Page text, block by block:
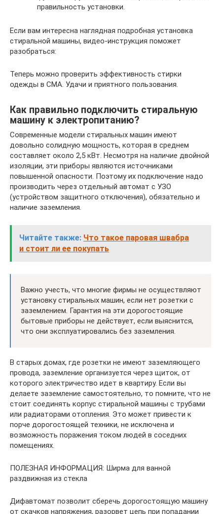
правильность установки.
Если вам интересна наглядная подробная установка
стиральной машины, видео-инструкция поможет
разобраться:
Теперь можно проверить эффективность стирки
одежды в СМА. Удачи и приятного пользования.
Как правильно подключить стиральную
машину к электропитанию?
Современные модели стиральных машин имеют
довольно солидную мощность, которая в среднем
составляет около 2,5 кВт. Несмотря на наличие двойной
изоляции, эти приборы являются источниками
повышенной опасности. Поэтому их подключение надо
производить через отдельный автомат с УЗО
(устройством защитного отключения), обязательно и
наличие заземления.
Читайте также: Что такое паровая швабра
и стоит ли ее покупать
Важно учесть, что многие фирмы не осуществляют
установку стиральных машин, если нет розетки с
заземлением. Гарантия на эти дорогостоящие
бытовые приборы не действует, если выяснится,
что они эксплуатировались без заземления.
В старых домах, где розетки не имеют заземляющего
провода, заземление организуется через щиток, от
которого электричество идет в квартиру. Если вы
делаете заземление самостоятельно, то помните, что не
стоит соединять корпус стиральной машины с трубами
или радиаторами отопления. Это может привести к
порче дорогостоящей техники, не исключена и
возможность поражения током людей в соседних
помещениях.
ПОЛЕЗНАЯ ИНФОРМАЦИЯ: Ширма для ванной
раздвижная из стекла
Дифавтомат позволит сберечь дорогостоящую машину
от скачков напряжения, разорвет цепь при попадании